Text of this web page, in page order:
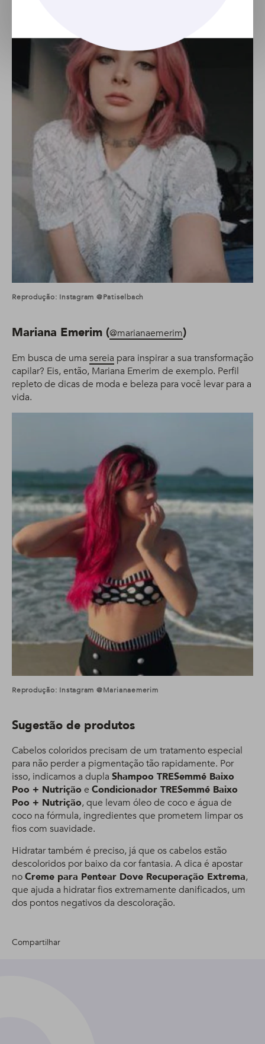
Reprodução: Instagram @patiselbach
Mariana Emerim (@marianaemerim)
Em busca de uma sereia para inspirar a sua transformação
capilar? Eis, então, Mariana Emerim de exemplo. Perfil
repleto de dicas de moda e beleza para você levar para a
vida.
Reprodução: Instagram @marianaemerim
Sugestão de produtos
Cabelos coloridos precisam de um tratamento especial
para não perder a pigmentação tão rapidamente. Por
isso, indicamos a dupla Shampoo TRESemmé Baixo
Poo + Nutrição e Condicionador TRESemmé Baixo
Poo + Nutrição, que levam óleo de coco e água de
coco na fórmula, ingredientes que prometem limpar os
fios com suavidade.
Hidratar também é preciso, já que os cabelos estão
descoloridos por baixo da cor fantasia. A dica é apostar
noCreme para Pentear Dove Recuperação Extrema,
que ajuda a hidratar fios extremamente danificados, um
dos pontos negativos da descoloração.
Compartilhar